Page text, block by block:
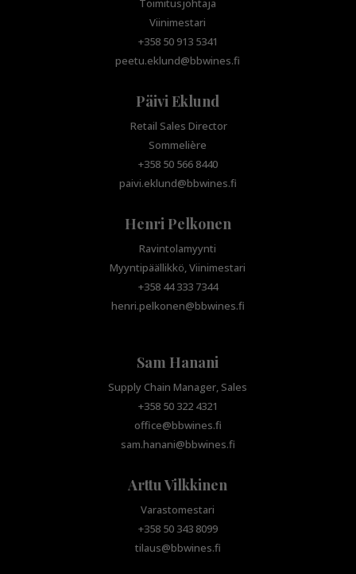
Toimitusjohtaja
Viinimestari
+358 50 913 5341
peetu.eklund@bbwines.fi
Päivi Eklund
Retail Sales Director
Sommelière
+358 50 566 8440
paivi.eklund@bbwines.fi
Henri Pelkonen
Ravintolamyynti
Myyntipäällikkö, Viinimestari
+358 44 333 7344
henri.pelkonen@bbwines.fi
Sam Hanani
Supply Chain Manager, Sales
+358 50 322 4321
office@bbwines.fi
sam.hanani@bbwines.fi
Arttu Vilkkinen
Varastomestari
+358 50 343 8099
tilaus@bbwines.fi